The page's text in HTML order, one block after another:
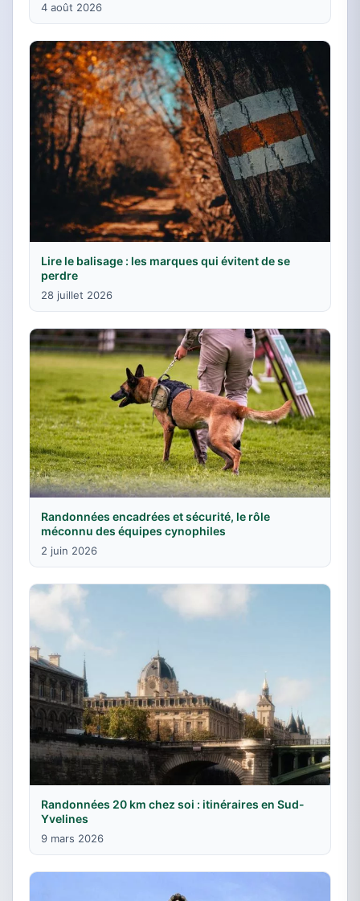
4 août 2026
Lire le balisage : les marques qui évitent de se
perdre
28 juillet 2026
Randonnées encadrées et sécurité, le rôle
méconnu des équipes cynophiles
2 juin 2026
Randonnées 20 km chez soi : itinéraires en Sud-
Yvelines
9 mars 2026